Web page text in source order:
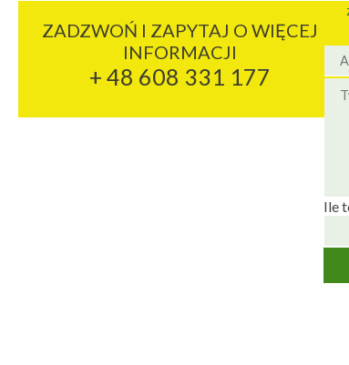
Ile
ZADZWOŃ I ZAPYTAJ O WIĘCEJ
INFORMACJI
+ 48 608 331 177